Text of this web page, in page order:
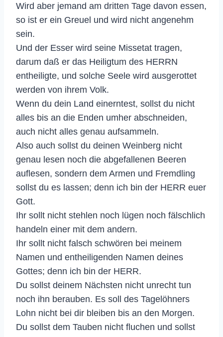
Wird aber jemand am dritten Tage davon essen,
so ist er ein Greuel und wird nicht angenehm
sein.
Und der Esser wird seine Missetat tragen,
darum daß er das Heiligtum des HERRN
entheiligte, und solche Seele wird ausgerottet
werden von ihrem Volk.
Wenn du dein Land einerntest, sollst du nicht
alles bis an die Enden umher abschneiden,
auch nicht alles genau aufsammeln.
Also auch sollst du deinen Weinberg nicht
genau lesen noch die abgefallenen Beeren
auflesen, sondern dem Armen und Fremdling
sollst du es lassen; denn ich bin der HERR euer
Gott.
Ihr sollt nicht stehlen noch lügen noch fälschlich
handeln einer mit dem andern.
Ihr sollt nicht falsch schwören bei meinem
Namen und entheiligenden Namen deines
Gottes; denn ich bin der HERR.
Du sollst deinem Nächsten nicht unrecht tun
noch ihn berauben. Es soll des Tagelöhners
Lohn nicht bei dir bleiben bis an den Morgen.
Du sollst dem Tauben nicht fluchen und sollst